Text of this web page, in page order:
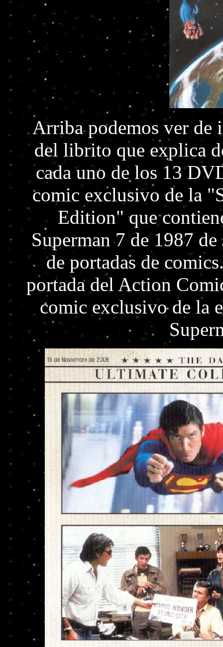
Arriba podemos ver de
del librito que explica
cada uno de los 13
comic exclusivo de la
Edition" que
Superman 7 de 1987
de portadas de
portada del Action
comic exclusivo de la